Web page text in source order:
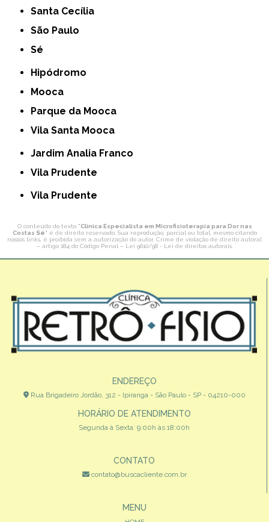
Santa Cecília
São Paulo
Sé
Hipódromo
Mooca
Parque da Mooca
Vila Santa Mooca
Jardim Analia Franco
Vila Prudente
Vila Prudente
O conteúdo do texto "Clínica Especialista em Microfisioterapia para Dor nas
Costas Sé" é de direito reservado. Sua reprodução, parcial ou total, mesmo citando
nossos links, é proibida sem a autorização do autor. Crime de violação de direito autoral
– artigo 184 do Código Penal – Lei 9610/98 - Lei de direitos autorais.
ENDEREÇO
Rua Brigadeiro Jordão, 312 - Ipiranga - São Paulo - SP - 04210-000
HORÁRIO DE ATENDIMENTO
Segunda à Sexta: 9:00h às 18:00h
CONTATO
contato@buscacliente.com.br
MENU